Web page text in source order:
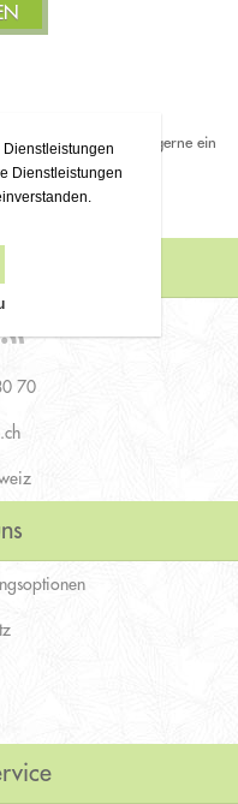
platzieren. Falls Sie gerne ein
bei uns Registrieren.
uns
70
Dienstleistungen